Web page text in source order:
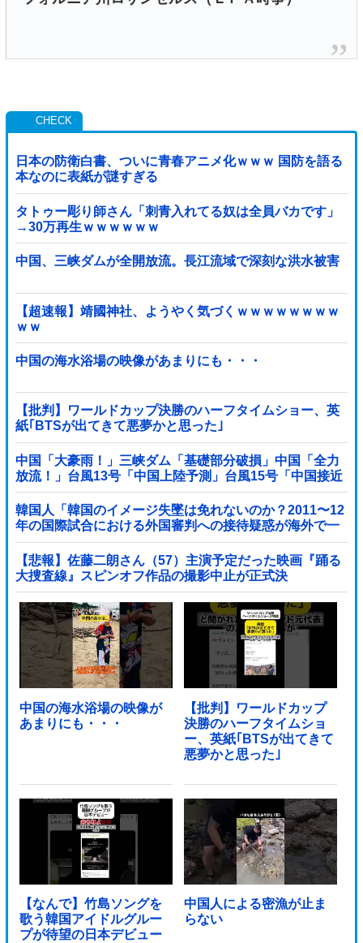
日本の防衛白書、ついに青春アニメ化ｗｗｗ 国防を語る
本なのに表紙が謎すぎる
タトゥー彫り師さん「刺青入れてる奴は全員バカです」
→30万再生ｗｗｗｗｗｗ
中国、三峡ダムが全開放流。長江流域で深刻な洪水被害
【超速報】靖國神社、ようやく気づくｗｗｗｗｗｗｗｗ
ｗｗ
中国の海水浴場の映像があまりにも・・・
【批判】ワールドカップ決勝のハーフタイムショー、英
紙｢BTSが出てきて悪夢かと思った｣
中国「大豪雨！」三峡ダム「基礎部分破損」中国「全力
放流！」台風13号「中国上陸予測」台風15号「中国接近
（画像」中国「台風同時上陸！（穀物生産が壊滅危機」
→
韓国人「韓国のイメージ失墜は免れないのか？2011〜12
年の国際試合における外国審判への接待疑惑が海外で一
斉に報じられる‥」
【悲報】佐藤二朗さん（57）主演予定だった映画『踊る
大捜査線』スピンオフ作品の撮影中止が正式決
定・・・・・・・・・他
中国の海水浴場の映像が
あまりにも・・・
【批判】ワールドカップ
決勝のハーフタイムショ
ー、英紙｢BTSが出てきて
悪夢かと思った｣
【なんで】竹島ソングを
歌う韓国アイドルグルー
プが待望の日本デビュー
中国人による密漁が止ま
らない